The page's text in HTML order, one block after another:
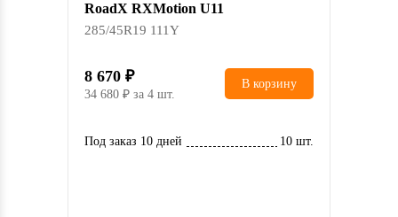
RoadX RXMotion U11
285/45R19 111Y
8 670
34 680 за 4 шт.
В корзину
Под заказ 10 дней 10 шт.